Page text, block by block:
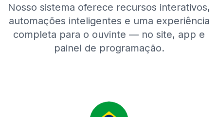
Nosso sistema oferece recursos interativos,
automações inteligentes e uma experiência
completa para o ouvinte — no site, app e
painel de programação.